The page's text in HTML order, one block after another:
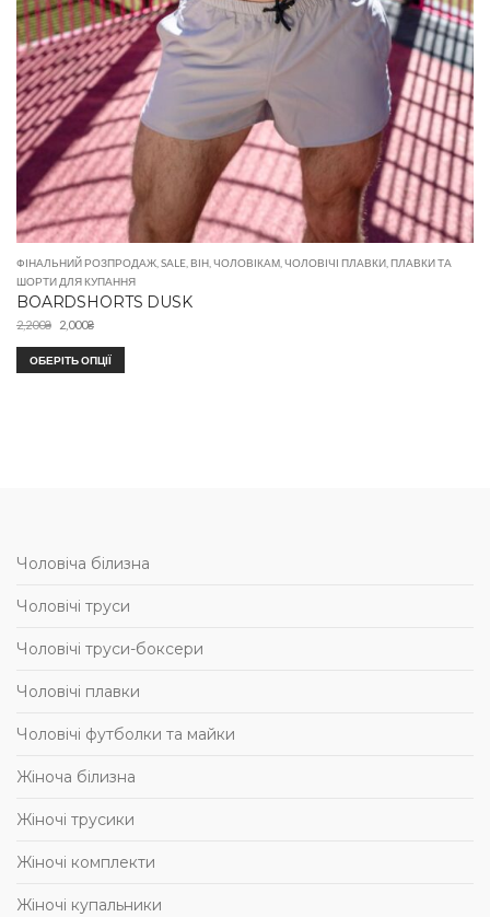
ФІНАЛЬНИЙ РОЗПРОДАЖ SALE ВІН ЧОЛОВІКАМ ЧОЛОВІЧІ ПЛАВКИ ПЛАВКИ ТА
ШОРТИ ДЛЯ КУПАННЯ
BOARDSHORTS DUSK
2,200₴ 2,000₴
ОБЕРІТЬ ОПЦІЇ
Чоловіча білизна
Чоловічі труси
Чоловічі труси-боксери
Чоловічі плавки
Чоловічі футболки та майки
Жіноча білизна
Жіночі трусики
Жіночі комплекти
Жіночі купальники